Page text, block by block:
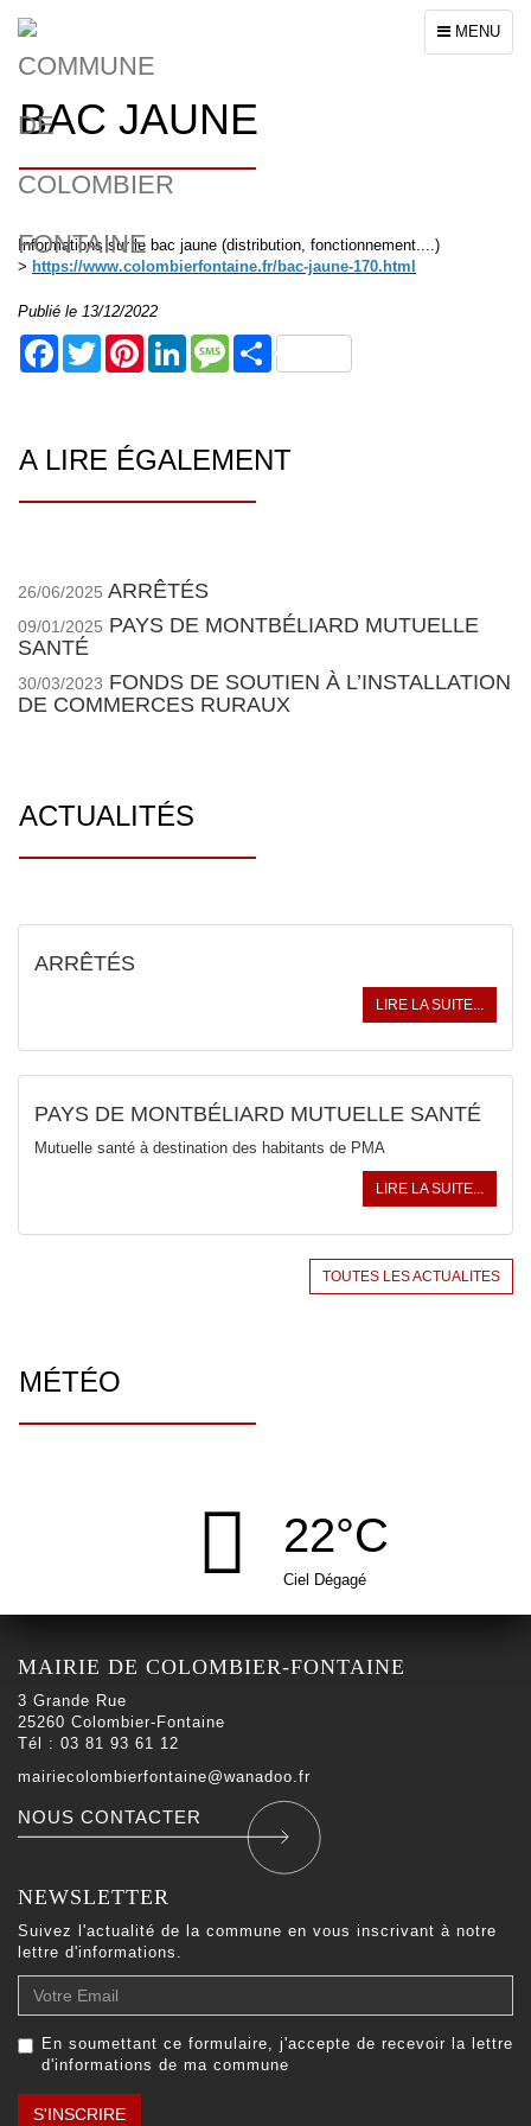
Toggle
navigation
MENU
BAC JAUNE
Informations sur le bac jaune (distribution, fonctionnement....)
> https://www.colombierfontaine.fr/bac-jaune-170.html
Publié le 13/12/2022
FacebookTwitter PinterestLinkedInMessageShare
A LIRE ÉGALEMENT
26/06/2025 ARRÊTÉS
09/01/2025 PAYS DE MONTBÉLIARD MUTUELLE
SANTÉ
30/03/2023 FONDS DE SOUTIEN À L’INSTALLATION
DE COMMERCES RURAUX
ACTUALITÉS
ARRÊTÉS
LIRE LA SUITE...
PAYS DE MONTBÉLIARD MUTUELLE SANTÉ
Mutuelle santé à destination des habitants de PMA
LIRE LA SUITE...
TOUTES LES ACTUALITES
MÉTÉO
22°C
Ciel Dégagé
MAIRIE DE COLOMBIER-FONTAINE
3 Grande Rue
25260 Colombier-Fontaine
Tél : 03 81 93 61 12
mairiecolombierfontaine@wanadoo.fr
NOUS CONTACTER
NEWSLETTER
Suivez l'actualité de la commune en vous inscrivant à notre
lettre d'informations.
Email
En soumettant ce formulaire, j'accepte de recevoir la lettre
d'informations de ma commune
S'INSCRIRE